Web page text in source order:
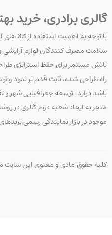
گالری برادری، خرید
با توجه به اهمیت استفاده از کالا
تلاش مستمر برای حفظ استراتژی
راه طراحی شده، ثابت قدم تر نمود و
باشد درآید. توسعه جغرافیایی شهر و
منجر به ایجاد شعبه دوم گالری در
موجود در بازار نمایندگی رسمی
کلیه حقوق مادی و معنوی این سایت